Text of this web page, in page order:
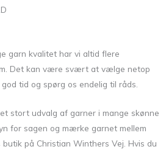
garn kvalitet har vi altid flere
Det kan være svært at vælge netop
tid og spørg os endelig til råds.
stort udvalg af garner i mange skønne
for sagen og mærke garnet mellem
på Christian Winthers Vej. Hvis du